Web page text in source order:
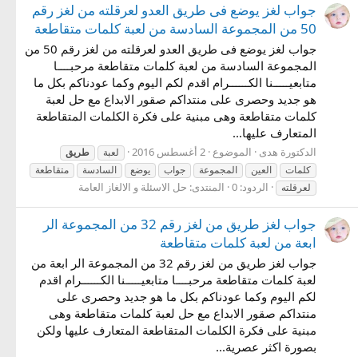
جواب لغز يوضع فى طريق العدو لعرقلته من لغز رقم
50 من المجموعة السادسة من لعبة كلمات متقاطعة
جواب لغز يوضع فى طريق العدو لعرقلته من لغز رقم 50 من
المجموعة السادسة من لعبة كلمات متقاطعة مرحبــــا
متابعيـــــنا الكــــــرام اقدم لكم اليوم وكما عودناكم بكل ما
هو جديد وحصرى على منتداكم صقور الابداع مع حل لعبة
كلمات متقاطعة وهى مبنية على فكرة الكلمات المتقاطعة
المتعارف عليها...
الدكتورة هدى الموضوع 2 أغسطس 2016 لعبة
طريق
كلمات
العين المجموعة جواب يوضع السادسة
متقاطعة
لعرقلته
الردود: 0 المنتدى: حل الاسئلة و الالغاز العامة
جواب لغز طريق من لغز رقم 32 من المجموعة الر
ابعة من لعبة كلمات متقاطعة
جواب لغز طريق من لغز رقم 32 من المجموعة الر ابعة من
لعبة كلمات متقاطعة مرحبــــا متابعيـــــنا الكــــــرام اقدم
لكم اليوم وكما عودناكم بكل ما هو جديد وحصرى على
منتداكم صقور الابداع مع حل لعبة كلمات متقاطعة وهى
مبنية على فكرة الكلمات المتقاطعة المتعارف عليها ولكن
بصورة اكثر عصرية...